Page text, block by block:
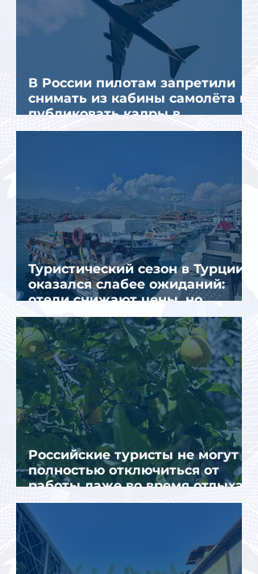
В России пилотам запретили
снимать из кабины самолёта и
публиковать кадры в
интернете
Туристический сезон в Турции
оказался слабее ожиданий:
отели снижают цены, но
загрузка остается низкой
Российские туристы не могут
полностью отключиться от
работы даже во время отдыха
в Турции